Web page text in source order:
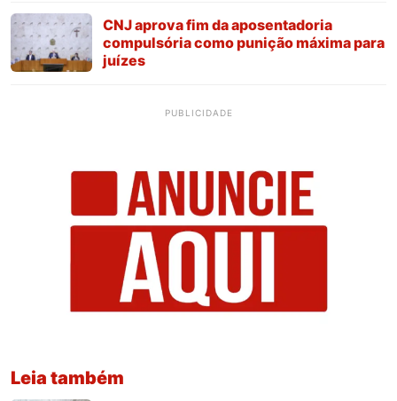
CNJ aprova fim da aposentadoria
compulsória como punição máxima para
juízes
PUBLICIDADE
Leia também